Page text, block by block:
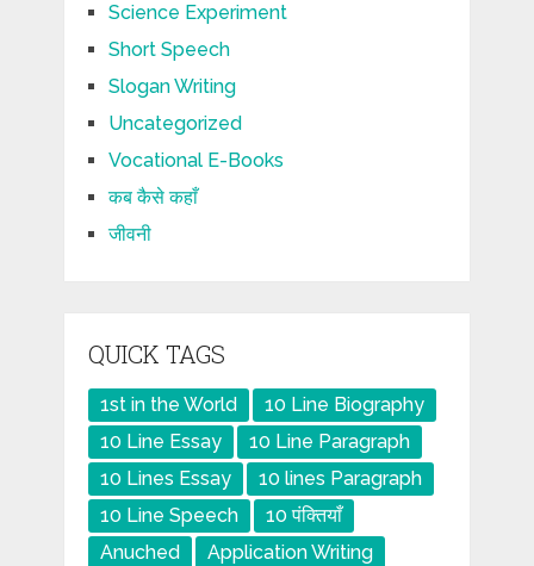
Science Experiment
Short Speech
Slogan Writing
Uncategorized
Vocational E-Books
कब कैसे कहाँ
जीवनी
QUICK TAGS
1st in the World
10 Line Biography
10 Line Essay
10 Line Paragraph
10 Lines Essay
10 lines Paragraph
10 Line Speech
10 पंक्तियाँ
Anuched
Application Writing